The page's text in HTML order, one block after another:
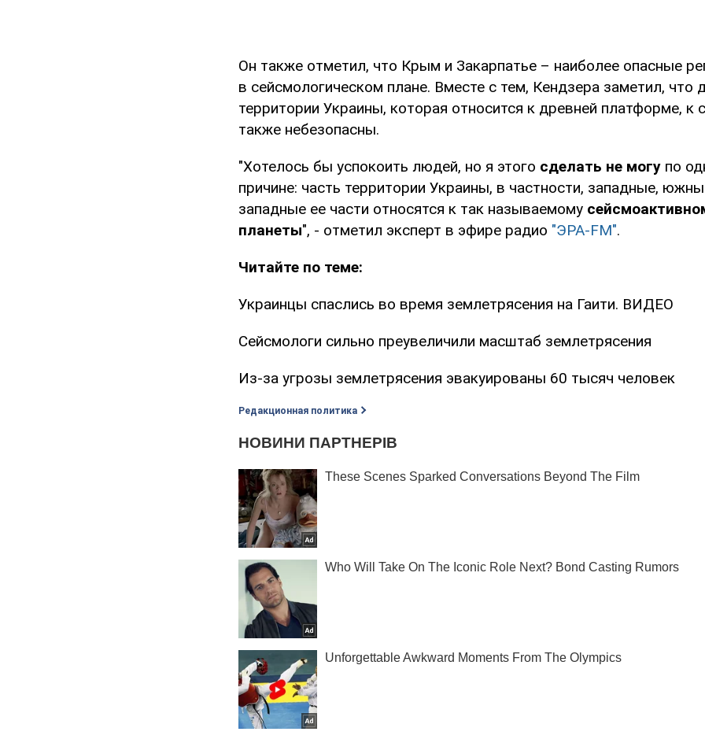
Он также отметил, что Крым и Закарпатье – наиболее опасные
в сейсмологическом плане. Вместе с тем, Кендзера заметил, что
территории Украины, которая относится к древней платформе, к
также небезопасны.
"Хотелось бы успокоить людей, но я этого сделать не могу по
причине: часть территории Украины, в частности, западные,
западные ее части относятся к так называемому
планеты", - отметил эксперт в эфире радио "ЭРА-FM".
Читайте по теме:
Украинцы спаслись во время землетрясения на Гаити. ВИДЕО
Сейсмологи сильно преувеличили масштаб землетрясения
Из-за угрозы землетрясения эвакуированы 60 тысяч человек
Редакционная политика